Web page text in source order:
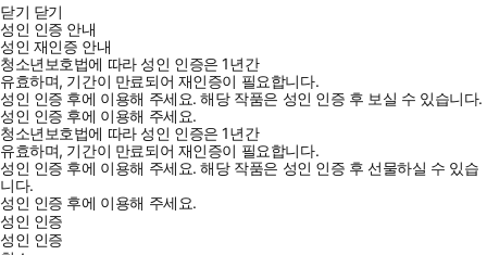
닫기 닫기
성인 인증 안내
성인 재인증 안내
청소년보호법에 따라 성인 인증은 1년간
유효하며, 기간이 만료되어 재인증이 필요합니다.
성인 인증 후에 이용해 주세요.해당 작품은 성인 인증 후 보실 수 있습니다.
성인 인증 후에 이용해 주세요.
청소년보호법에 따라 성인 인증은 1년간
유효하며, 기간이 만료되어 재인증이 필요합니다.
성인 인증 후에 이용해 주세요.해당 작품은 성인 인증 후 선물하실 수 있습
니다.
성인 인증 후에 이용해 주세요.
성인 인증
성인 인증